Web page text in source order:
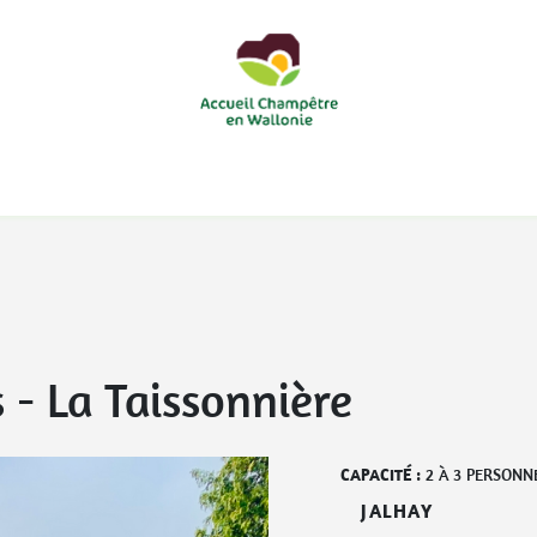
- La Taissonnière
CAPACITÉ : 2 À3
JALHAY